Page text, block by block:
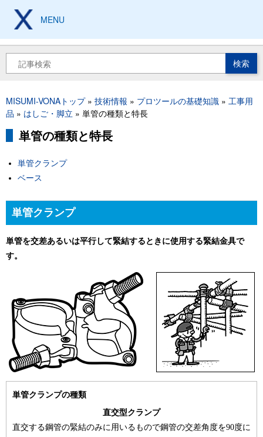
コ
ン
に
移
動
索
パ
ン
MISUMI-VONAトップ 技術情報 プロツールの基礎知識
工事用
品
はしご・脚立 単管の種類と特長
単管の種類と特長
単管クランプ
ベース
単管クランプ
単管を交差あるいは平行して緊結するときに使用する緊結金具で
す。
単管クランプの種類
直交型クランプ
直交する鋼管の緊結のみに用いるもので鋼管の交差角度を90度に
MENU